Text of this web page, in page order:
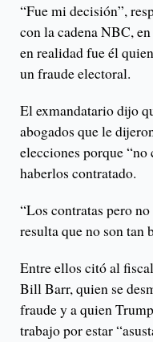
“Fue mi decisión”,
con la cadena NBC,
en realidad fue él
un fraude electoral.
El exmandatario dijo
abogados que le
elecciones porque “no
haberlos contratado.
“Los contratas pero
resulta que no son tan
Entre ellos citó al
Bill Barr, quien se
fraude y a quien
trabajo por estar